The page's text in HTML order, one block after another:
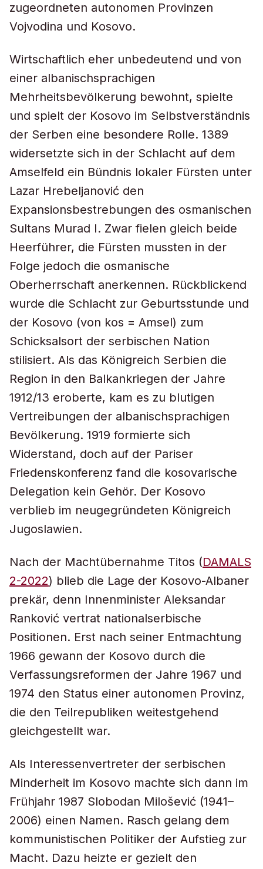
zugeordneten autonomen Provinzen
Vojvodina und Kosovo.
Wirtschaftlich eher unbedeutend und von
einer albanischsprachigen
Mehrheitsbevölkerung bewohnt, spielte
und spielt der Kosovo im Selbstverständnis
der Serben eine besondere Rolle. 1389
widersetzte sich in der Schlacht auf dem
Amselfeld ein Bündnis lokaler Fürsten unter
Lazar Hrebeljanović den
Expansionsbestrebungen des osmanischen
Sultans Murad I. Zwar fielen gleich beide
Heerführer, die Fürsten mussten in der
Folge jedoch die osmanische
Oberherrschaft anerkennen. Rückblickend
wurde die Schlacht zur Geburtsstunde und
der Kosovo (von kos = Amsel) zum
Schicksalsort der serbischen Nation
stilisiert. Als das Königreich Serbien die
Region in den Balkankriegen der Jahre
1912/13 eroberte, kam es zu blutigen
Vertreibungen der albanischsprachigen
Bevölkerung. 1919 formierte sich
Widerstand, doch auf der Pariser
Friedenskonferenz fand die kosovarische
Delegation kein Gehör. Der Kosovo
verblieb im neugegründeten Königreich
Jugoslawien.
Nach der Machtübernahme Titos (DAMALS
2-2022) blieb die Lage der Kosovo-Albaner
prekär, denn Innenminister Aleksandar
Ranković vertrat nationalserbische
Positionen. Erst nach seiner Entmachtung
1966 gewann der Kosovo durch die
Verfassungsreformen der Jahre 1967 und
1974 den Status einer autonomen Provinz,
die den Teilrepubliken weitestgehend
gleichgestellt war.
Als Interessenvertreter der serbischen
Minderheit im Kosovo machte sich dann im
Frühjahr 1987 Slobodan Milošević (1941–
2006) einen Namen. Rasch gelang dem
kommunistischen Politiker der Aufstieg zur
Macht. Dazu heizte er gezielt den